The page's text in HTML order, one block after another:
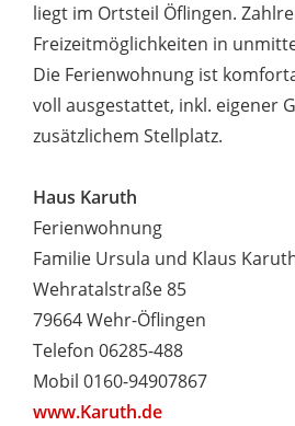
liegt im Ortsteil Öflingen.
Freizeitmöglichkeiten in
Die Ferienwohnung ist
voll ausgestattet, inkl. eigener
zusätzlichem Stellplatz.
Haus Karuth
Ferienwohnung
Familie Ursula und Klaus
Wehratalstraße 85
79664 Wehr-Öflingen
Telefon 06285-488
Mobil 0160-94907867
www.Karuth.de